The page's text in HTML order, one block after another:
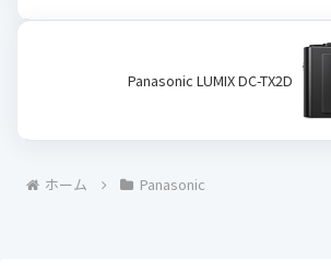
Panasonic LUMIX DC-TX2D
ホーム Panasonic